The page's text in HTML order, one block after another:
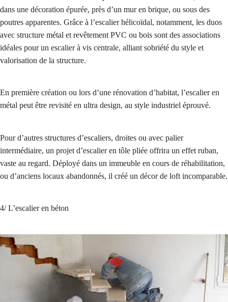
dans une décoration épurée, près d’un mur en brique, ou sous des
poutres apparentes. Grâce à l’escalier hélicoïdal, notamment, les duos
avec structure métal et revêtement PVC ou bois sont des associations
idéales pour un escalier à vis centrale, alliant sobriété du style et
valorisation de la structure.
En première création ou lors d’une rénovation d’habitat, l’escalier en
métal peut être revisité en ultra design, au style industriel éprouvé.
Pour d’autres structures d’escaliers, droites ou avec palier
intermédiaire, un projet d’escalier en tôle pliée offrira un effet ruban,
vaste au regard. Déployé dans un immeuble en cours de réhabilitation,
ou d’anciens locaux abandonnés, il créé un décor de loft incomparable.
4/ L’escalier en béton